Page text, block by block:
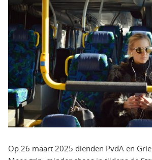
Op 26 maart 2025 dienden PvdA en